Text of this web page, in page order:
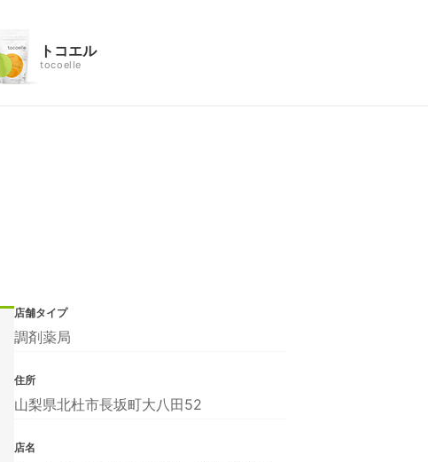
トコエル
tocoelle
店舗タイプ
調剤薬局
住所
山梨県北杜市長坂町大八田52
店名